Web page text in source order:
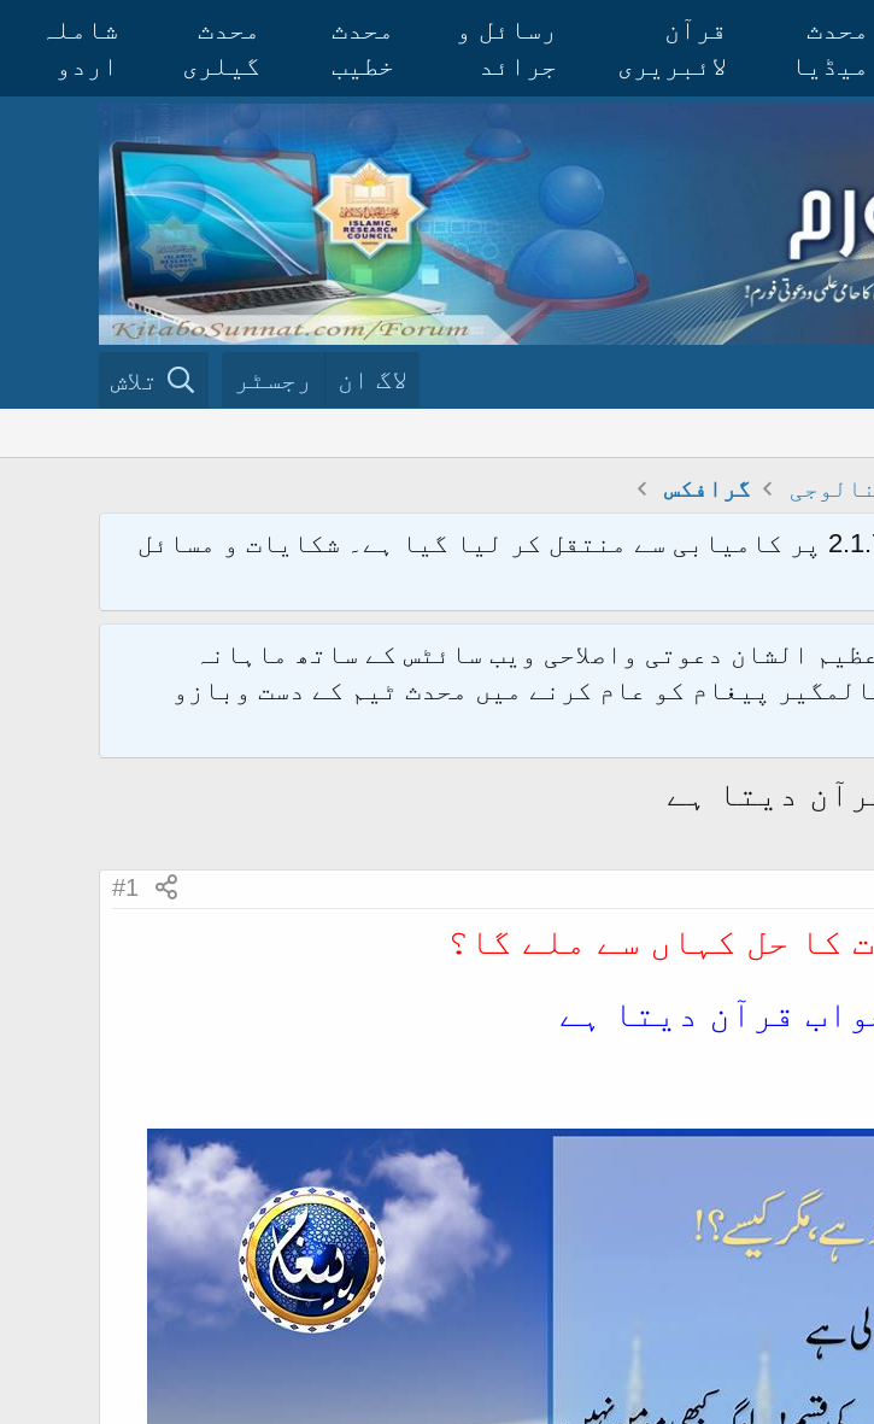
محدث
میڈیا
قرآن
لائبریری
رسائل و
جرائد
محدث
خطیب
محدث
گیلری
شاملہ
اردو
لاگ ان رجسٹر تلاش
گرافکس
الحمدللہ محدث فورم کو نئےسافٹ ویئر زین فورو 2.1.7 پر کامیابی سے منتقل کر لیا گیا ہے۔ شکایات و مسائل
الشان دعوتی واصلاحی ویب سائٹس کے ساتھ ماہانہ
پیغام کو عام کرنے میں محدث ٹیم کے دست وبازو
دیتا ہے
#1
کا حل کہاں سے ملے گا؟
قرآن دیتا ہے